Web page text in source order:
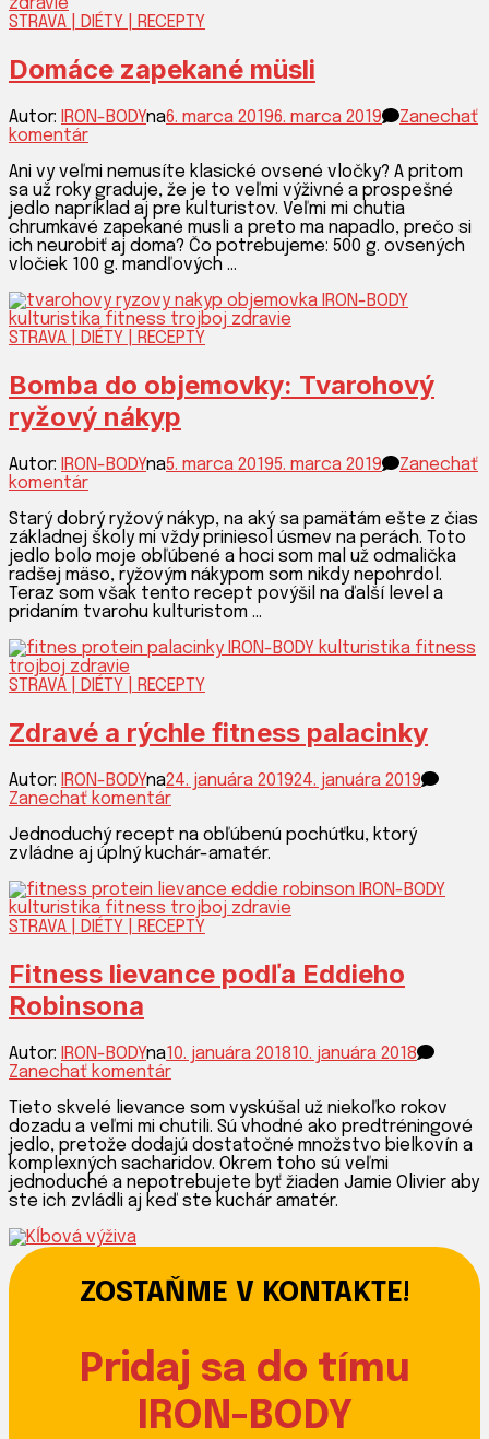
STRAVA | DIÉTY | RECEPTY
Domáce zapekané müsli
Autor: IRON-BODYna6. marca 20196. marca 2019
Zanechať
komentárk
Domáce
zapekané
müsli
Ani vy veľmi nemusíte klasické ovsené vločky? A pritom
sa už roky graduje, že je to veľmi výživné a prospešné
jedlo napríklad aj pre kulturistov. Veľmi mi chutia
chrumkavé zapekané musli a preto ma napadlo, prečo si
ich neurobiť aj doma? Čo potrebujeme: 500 g. ovsených
vločiek 100 g. mandľových …
STRAVA | DIÉTY | RECEPTY
Bomba do objemovky: Tvarohový
ryžový nákyp
Autor: IRON-BODYna5. marca 20195. marca 2019
Zanechať
komentárk
Bomba
do
objemovky:
Tvarohový
ryžový
nákyp
Starý dobrý ryžový nákyp, na aký sa pamätám ešte z čias
základnej školy mi vždy priniesol úsmev na perách. Toto
jedlo bolo moje obľúbené a hoci som mal už odmalička
radšej mäso, ryžovým nákypom som nikdy nepohrdol.
Teraz som však tento recept povýšil na ďalší level a
pridaním tvarohu kulturistom …
STRAVA | DIÉTY | RECEPTY
Zdravé a rýchle fitness palacinky
Autor: IRON-BODYna24. januára 201924. januára 2019
Zanechať komentárk
Zdravé
a
fitness
palacinky
Jednoduchý recept na obľúbenú pochúťku, ktorý
zvládne aj úplný kuchár-amatér.
STRAVA | DIÉTY | RECEPTY
Fitness lievance podľa Eddieho
Robinsona
Autor: IRON-BODYna10. januára 201810. januára 2018
Zanechať komentárk
Fitness
lievance
podľa
Eddieho
Robinsona
Tieto skvelé lievance som vyskúšal už niekoľko rokov
dozadu a veľmi mi chutili. Sú vhodné ako predtréningové
jedlo, pretože dodajú dostatočné množstvo bielkovín a
komplexných sacharidov. Okrem toho sú veľmi
jednoduché a nepotrebujete byť žiaden Jamie Olivier aby
ste ich zvládli aj keď ste kuchár amatér.
ZOSTAŇME V KONTAKTE!
Pridaj sa do tímu
IRON-BODY